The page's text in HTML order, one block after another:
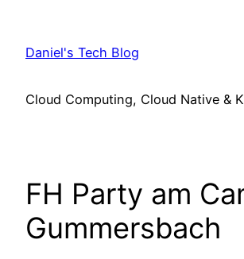
content
Daniel's Tech Blog
Cloud Computing, Cloud Native &
FH Party am
Gummersbach